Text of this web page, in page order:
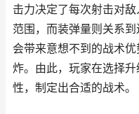
击力决定了每次射击对
范围，而装弹量则关系
会带来意想不到的战术
炸。由此，玩家在选择
性，制定出合适的战术。